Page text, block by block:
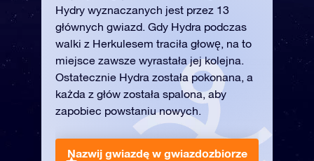
Hydry wyznaczanych jest przez 13
głównych gwiazd. Gdy Hydra podczas
walki z Herkulesem traciła głowę, na to
miejsce zawsze wyrastała jej kolejna.
Ostatecznie Hydra została pokonana, a
każda z głów została spalona, aby
zapobiec powstaniu nowych.
Nazwij gwiazdę w gwiazdozbiorze